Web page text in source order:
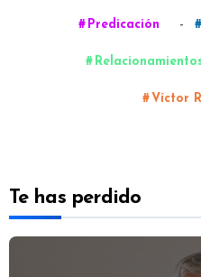
Predicación -
Víctor
Te has perdido